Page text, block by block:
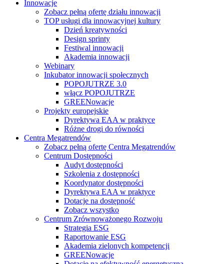
Innowacje
Zobacz pełną ofertę działu innowacji
TOP usługi dla innowacyjnej kultury
Dzień kreatywności
Design sprinty
Festiwal innowacji
Akademia innowacji
Webinary
Inkubator innowacji społecznych
POPOJUTRZE 3.0
włącz POPOJUTRZE
GREENowacje
Projekty europejskie
Dyrektywa EAA w praktyce
Różne drogi do równości
Centra Megatrendów
Zobacz pełną ofertę Centra Megatrendów
Centrum Dostępności
Audyt dostępności
Szkolenia z dostępności
Koordynator dostępności
Dyrektywa EAA w praktyce
Dotacje na dostępność
Zobacz wszystko
Centrum Zrównoważonego Rozwoju
Strategia ESG
Raportowanie ESG
Akademia zielonych kompetencji
GREENowacje